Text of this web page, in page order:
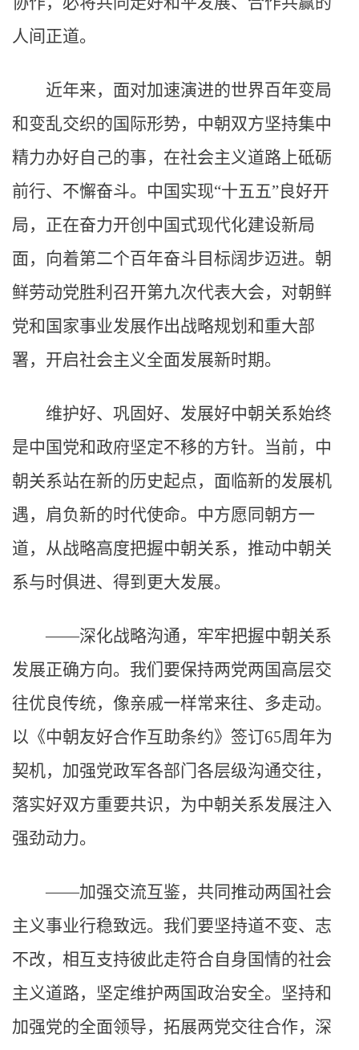
人间正道。
近年来，面对加速演进的世界百年变局
和变乱交织的国际形势，中朝双方坚持集中
精力办好自己的事，在社会主义道路上砥砺
前行、不懈奋斗。中国实现“十五五”良好开
局，正在奋力开创中国式现代化建设新局
面，向着第二个百年奋斗目标阔步迈进。朝
鲜劳动党胜利召开第九次代表大会，对朝鲜
党和国家事业发展作出战略规划和重大部
署，开启社会主义全面发展新时期。
维护好、巩固好、发展好中朝关系始终
是中国党和政府坚定不移的方针。当前，中
朝关系站在新的历史起点，面临新的发展机
遇，肩负新的时代使命。中方愿同朝方一
道，从战略高度把握中朝关系，推动中朝关
系与时俱进、得到更大发展。
——深化战略沟通，牢牢把握中朝关系
发展正确方向。我们要保持两党两国高层交
往优良传统，像亲戚一样常来往、多走动。
以《中朝友好合作互助条约》签订65周年为
契机，加强党政军各部门各层级沟通交往，
落实好双方重要共识，为中朝关系发展注入
强劲动力。
——加强交流互鉴，共同推动两国社会
主义事业行稳致远。我们要坚持道不变、志
不改，相互支持彼此走符合自身国情的社会
主义道路，坚定维护两国政治安全。坚持和
加强党的全面领导，拓展两党交往合作，深